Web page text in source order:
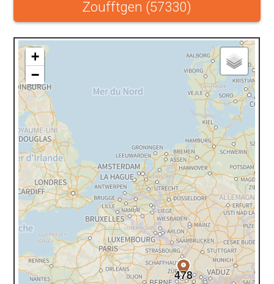
Zoufftgen (57330)
478
+
−